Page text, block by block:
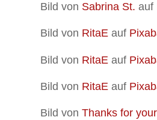
Bild von Sabrina St. auf
Bild von RitaE auf
Bild von RitaE auf
Bild von RitaE auf
Bild von Thanks for